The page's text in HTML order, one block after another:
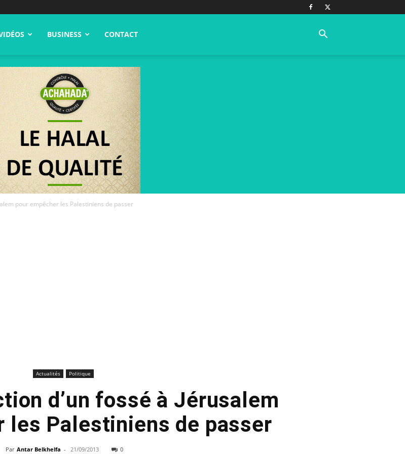
BUSINESS CONTACT
pour empêcher les Palestiniens de passer
Actualités Politique
d’un fossé à Jérusalem
les Palestiniens de passer
Par Antar Belkhelfa - 21/09/2013 0